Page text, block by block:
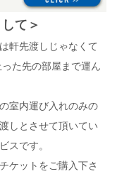
て＞
軒先渡しじゃなくて
った先の部屋まで運ん
室内運び入れのみの
しとさせて頂いてい
スです。
ケットをご購入下さ